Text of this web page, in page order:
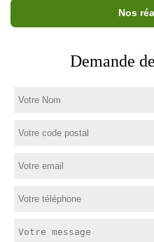
Nos
Demande